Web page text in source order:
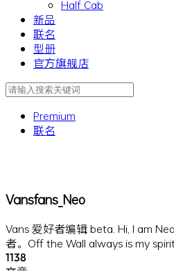
Half Cab
新品
联名
型册
官方旗舰店
Premium
联名
Vansfans_Neo
Vans 爱好者编辑 beta. Hi, I am
者。Off the Wall always is my
1138